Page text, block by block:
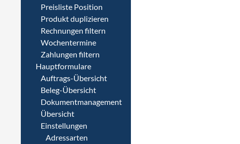
Preisliste Position
Produkt duplizieren
Rechnungen filtern
Wochentermine
Zahlungen filtern
Hauptformulare
Auftrags-Übersicht
Beleg-Übersicht
Dokumentmanagement
Übersicht
Einstellungen
Adressarten